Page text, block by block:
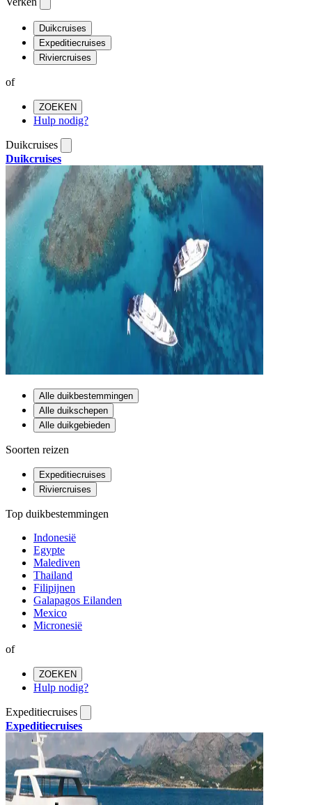
Duikcruises
Expeditiecruises
Riviercruises
of
ZOEKEN
Hulp nodig?
Duikcruises
Duikcruises
Alle duikbestemmingen
Alle duikschepen
Alle duikgebieden
Soorten reizen
Expeditiecruises
Riviercruises
Top duikbestemmingen
Indonesië
Egypte
Malediven
Thailand
Filipijnen
Galapagos Eilanden
Mexico
Micronesië
of
ZOEKEN
Hulp nodig?
Expeditiecruises
Expeditiecruises